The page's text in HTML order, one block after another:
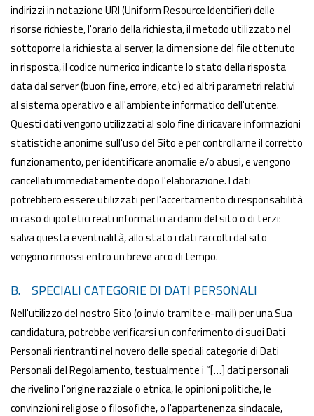
indirizzi in notazione URI (Uniform Resource Identifier) delle
risorse richieste, l'orario della richiesta, il metodo utilizzato nel
sottoporre la richiesta al server, la dimensione del file ottenuto
in risposta, il codice numerico indicante lo stato della risposta
data dal server (buon fine, errore, etc.) ed altri parametri relativi
al sistema operativo e all'ambiente informatico dell'utente.
Questi dati vengono utilizzati al solo fine di ricavare informazioni
statistiche anonime sull'uso del Sito e per controllarne il corretto
funzionamento, per identificare anomalie e/o abusi, e vengono
cancellati immediatamente dopo l'elaborazione. I dati
potrebbero essere utilizzati per l'accertamento di responsabilità
in caso di ipotetici reati informatici ai danni del sito o di terzi:
salva questa eventualità, allo stato i dati raccolti dal sito
vengono rimossi entro un breve arco di tempo.
B. SPECIALI CATEGORIE DI DATI PERSONALI
Nell'utilizzo del nostro Sito (o invio tramite e-mail) per una Sua
candidatura, potrebbe verificarsi un conferimento di suoi Dati
Personali rientranti nel novero delle speciali categorie di Dati
Personali del Regolamento, testualmente i “[…] dati personali
che rivelino l'origine razziale o etnica, le opinioni politiche, le
convinzioni religiose o filosofiche, o l'appartenenza sindacale,